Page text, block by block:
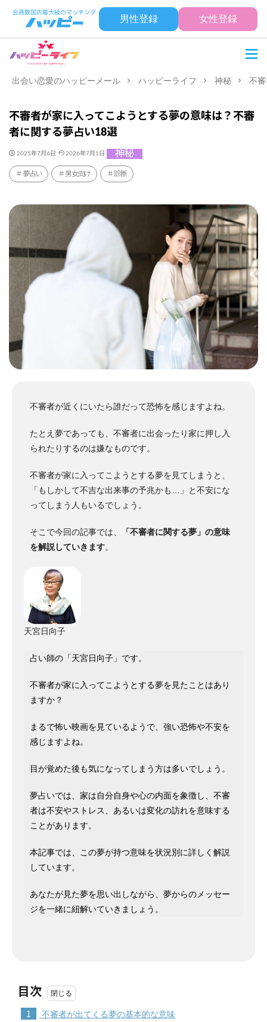
男性登録 女性登録
出会い恋愛のハッピーメール ハッピーライフ 神秘 不
不審者が家に入ってこようとする夢の意味は？不審
者に関する夢占い18選
2025年7月6日 2026年7月1日 神秘
夢占い 男女向け 診断
不審者が近くにいたら誰だって恐怖を感じますよね。
たとえ夢であっても、不審者に出会ったり家に押し入
られたりするのは嫌なものです。
不審者が家に入ってこようとする夢を見てしまうと、
「もしかして不吉な出来事の予兆かも…」と不安にな
ってしまう人もいるでしょう。
そこで今回の記事では、
「不審者に関する夢」の意味
を解説していきます。
天宮日向子
占い師の「天宮日向子」です。
不審者が家に入ってこようとする夢を見たことはあり
ますか？
まるで怖い映画を見ているようで、強い恐怖や不安を
感じますよね。
目が覚めた後も気になってしまう方は多いでしょう。
夢占いでは、家は自分自身や心の内面を象徴し、不審
者は不安やストレス、あるいは変化の訪れを意味する
ことがあります。
本記事では、この夢が持つ意味を状況別に詳しく解説
しています。
あなたが見た夢を思い出しながら、夢からのメッセー
ジを一緒に紐解いていきましょう。
目次
1 不審者が出てくる夢の基本的な意味